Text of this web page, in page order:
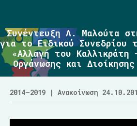
Συνέντευξη Λ. Μαλούτα
για το Ειδικού Συνεδρίου
«Αλλαγή του Καλλικράτη
Οργάνωσης και
2014–2019 | Ανακοίνωση